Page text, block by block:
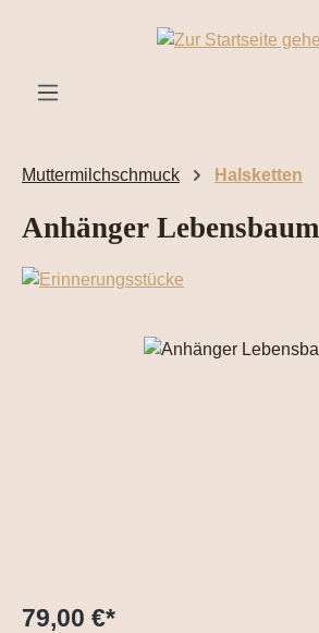
Zum Hauptinhalt springen
Muttermilchschmuck Halsketten
Anhänger Lebensbaum
Bildergalerie überspringen
79,00 €*